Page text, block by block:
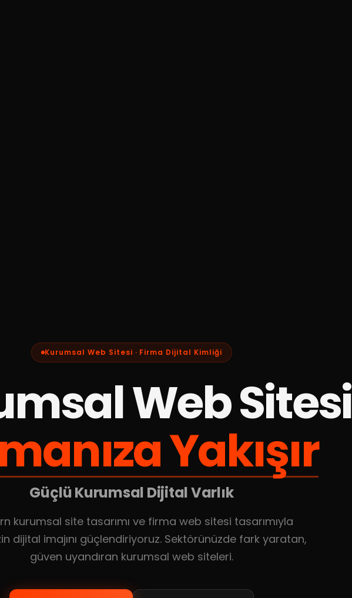
Kurumsal Web Sitesi · Firma Dijital Kimliği
Web Sitesi
Yakışır
Güçlü Kurumsal Dijital Varlık
kurumsal site tasarımı ve firma web sitesi tasarımıyla
dijital imajını güçlendiriyoruz. Sektörünüzde fark yaratan,
güven uyandıran kurumsal web siteleri.